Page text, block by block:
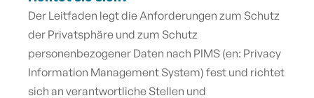
Der Leitfaden legt die Anforderungen zum Schutz
der Privatsphäre und zum Schutz
personenbezogener Daten nach PIMS (en: Privacy
Information Management System) fest und richtet
sich an verantwortliche Stellen und